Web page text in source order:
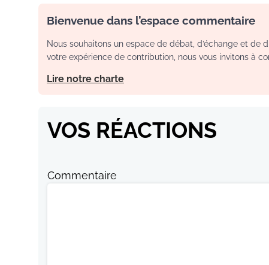
Bienvenue dans l’espace commentaire
Nous souhaitons un espace de débat, d’échange et de
votre expérience de contribution, nous vous invitons à
Lire notre charte
VOS RÉACTIONS
Commentaire